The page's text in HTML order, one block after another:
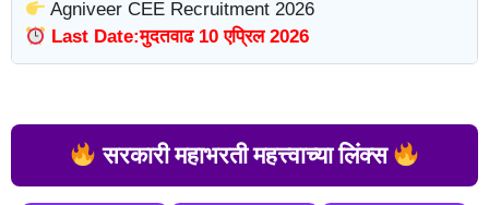
Agniveer CEE Recruitment 2026
Last Date:मुदतवाढ 10 एप्रिल 2026
सरकारी महाभरती महत्त्वाच्या लिंक्स